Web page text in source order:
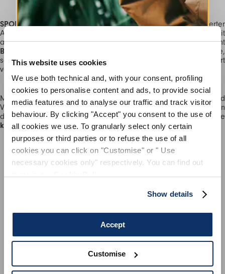
This website uses cookies
We use both technical and, with your consent, profiling
cookies to personalise content and ads, to provide social
media features and to analyse our traffic and track visitor
behaviour. By clicking "Accept" you consent to the use of
all cookies we use. To granularly select only certain
purposes or third parties or to refuse the use of all
cookies you can click on "Customise" or " Use
necessary cookies only" respectively. You can find out
Show details
Accept
Customise
MELDEN SIE SICH FÜR
UNSEREN NEWSLETTER AN
ABONNIEREN SIE UNSEREN NEWSLETTER
Abonnieren Sie unseren Newsletter, um
unsere neuesten Kollektionen vorab zu
entdecken.
Bleiben Sie über Neuigkeiten, Kooperationen
und Events informiert und erhalten Sie
SPORT SMARTpräsentiert drei spezielle Muster in limitierter
Auflage, die sowohl intern als auch in Zusammenarbeit mit
ausgewählten Künstlern entstanden sind: den floralen Print
BOTANICO
, ein stimmungsvolles Ton-in-Ton-Melange,
sowieBLU ACQUARELLO, ein zartes Aquarellmuster, inspiriert
von der
Mit SPORT SMART bekräftigt HIGH
seine Mission, Exklusivität und
Verantwortung zu vereinen – und modebewussten Konsumenten
die Möglichkeit zu bieten, einzigartige Stücke zu besitzen, die
künstlerischen Ausdruckundnachhaltige Produktionfeiern.